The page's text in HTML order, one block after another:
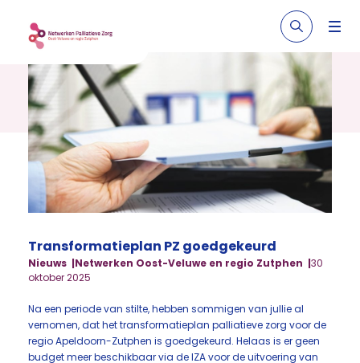
Transformatieplan PZ goedgekeurd
Nieuws Netwerken Oost-Veluwe en regio Zutphen
30
oktober 2025
Na een periode van stilte, hebben sommigen van jullie al
vernomen, dat het transformatieplan palliatieve zorg voor de
regio Apeldoorn-Zutphen is goedgekeurd. Helaas is er geen
budget meer beschikbaar via de IZA voor de uitvoering van